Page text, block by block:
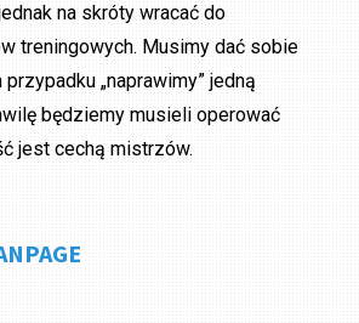
na skróty wracać do
treningowych. Musimy dać sobie
„naprawimy” jedną
będziemy musieli operować
jest cechą mistrzów.